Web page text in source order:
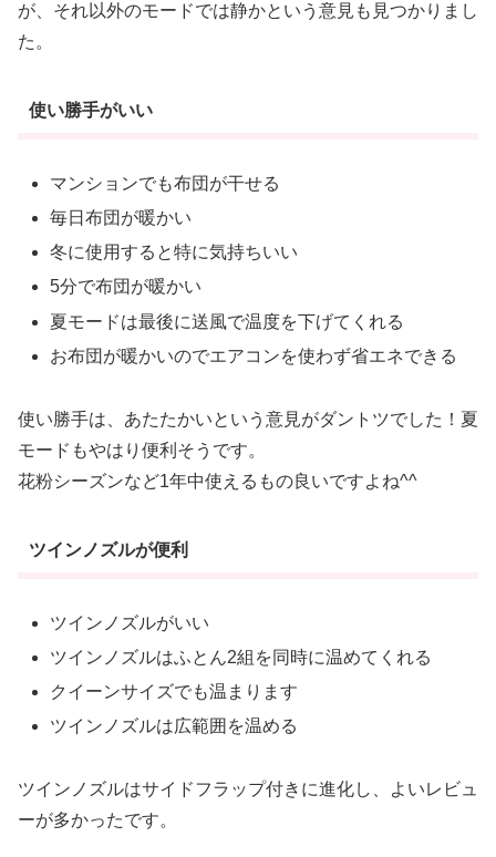
が、それ以外のモードでは静かという意見も見つかりまし
た。
使い勝手がいい
マンションでも布団が干せる
毎日布団が暖かい
冬に使用すると特に気持ちいい
5分で布団が暖かい
夏モードは最後に送風で温度を下げてくれる
お布団が暖かいのでエアコンを使わず省エネできる
使い勝手は、あたたかいという意見がダントツでした！夏
モードもやはり便利そうです。
花粉シーズンなど1年中使えるもの良いですよね^^
ツインノズルが便利
ツインノズルがいい
ツインノズルはふとん2組を同時に温めてくれる
クイーンサイズでも温まります
ツインノズルは広範囲を温める
ツインノズルはサイドフラップ付きに進化し、よいレビュ
ーが多かったです。